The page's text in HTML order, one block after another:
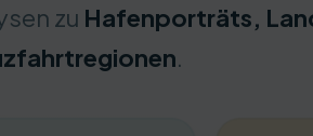
zu Hafenporträts,
.